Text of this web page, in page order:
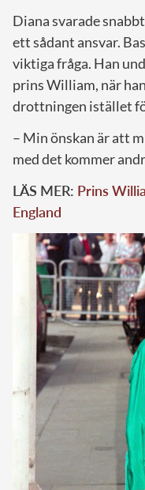
Diana svarade
ett sådant ansvar.
viktiga fråga. Han
prins William, när
drottningen istället
– Min önskan är att
med det kommer
LÄS MER: Prins
England